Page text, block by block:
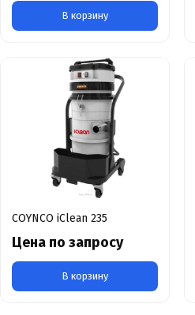
В корзину
COYNCO iClean 235
Цена по запросу
В корзину